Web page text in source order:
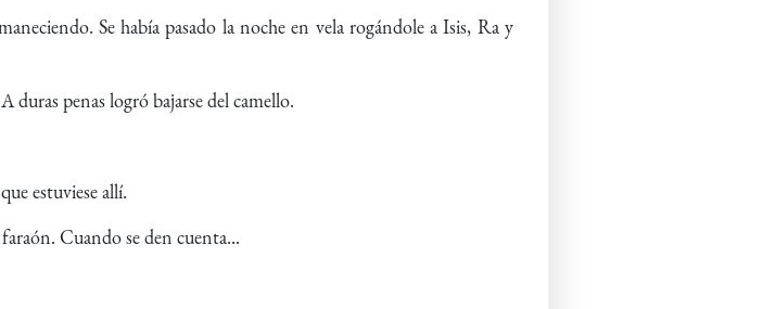
Se había pasado la noche en vela rogándole a Isis, Ra y
duras penas logró bajarse del camello.
estuviese allí.
Cuando se den cuenta...